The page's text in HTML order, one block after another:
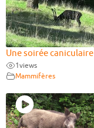
Une soirée caniculaire
1views
Mammifères